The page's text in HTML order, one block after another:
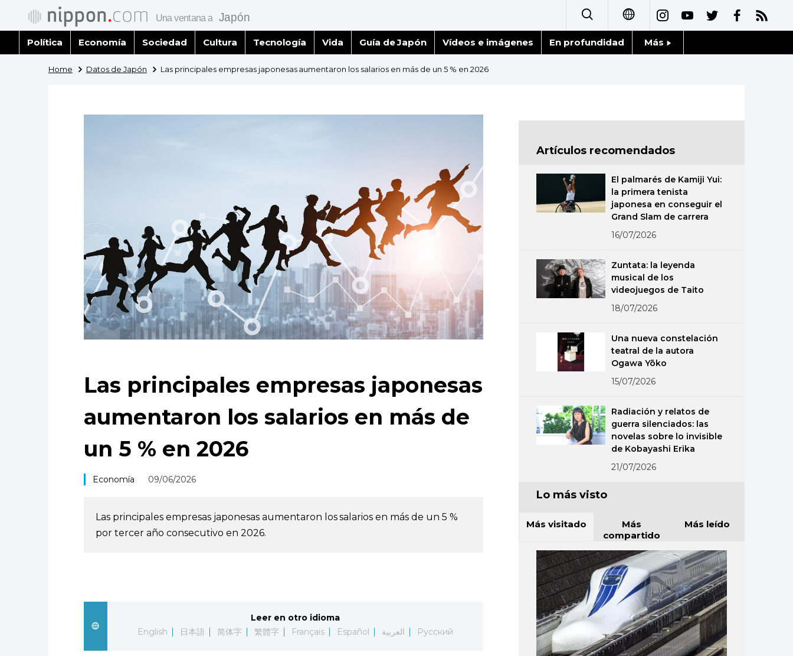
日本語
العربية
Política Economía Sociedad Cultura Tecnología Vida Guía de Japón Vídeos e imágenes En profundidad Más
Blog
Tokio
Home Datos de Japón Las principales empresas japonesas aumentaron los salarios en más de un 5 % en 2026
Las principales empresas japonesas
aumentaron los salarios en más de
un 5 % en 2026
Economía 09/06/2026
Las principales empresas japonesas aumentaron los salarios en más de un 5 %
por tercer año consecutivo en 2026.
Leer en otro idioma
English
日本語 简体字 繁體字 Français Español العربية Русский
Artículos recomendados
El palmarés de Kamiji Yui:
la primera tenista
japonesa en conseguir el
Grand Slam de carrera
16/07/2026
Zuntata: la leyenda
musical de los
videojuegos de Taito
18/07/2026
Una nueva constelación
teatral de la autora
Ogawa Yōko
15/07/2026
Radiación y relatos de
guerra silenciados: las
novelas sobre lo invisible
de Kobayashi Erika
21/07/2026
Lo más visto
Más visitado
Más
compartido
Más leído